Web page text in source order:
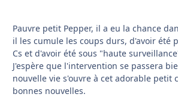
Pauvre petit Pepper, il a eu la chance
il les cumule les coups durs, d'avoir été
Cs et d'avoir été sous "haute
J'espère que l'intervention se passera
nouvelle vie s'ouvre à cet adorable petit
bonnes nouvelles.